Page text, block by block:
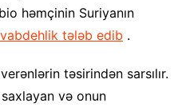
həmçinin Suriyanın
tələb edib .
təsirindən sarsılır.
və onun